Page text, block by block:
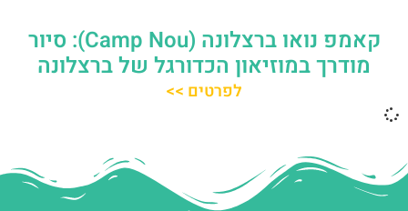
קאמפ נואו ברצלונה (Camp Nou): סיור
מודרך במוזיאון הכדורגל של ברצלונה
לפרטים >>